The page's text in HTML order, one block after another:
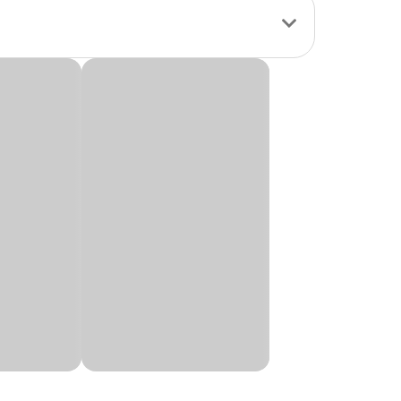
adubado seja um